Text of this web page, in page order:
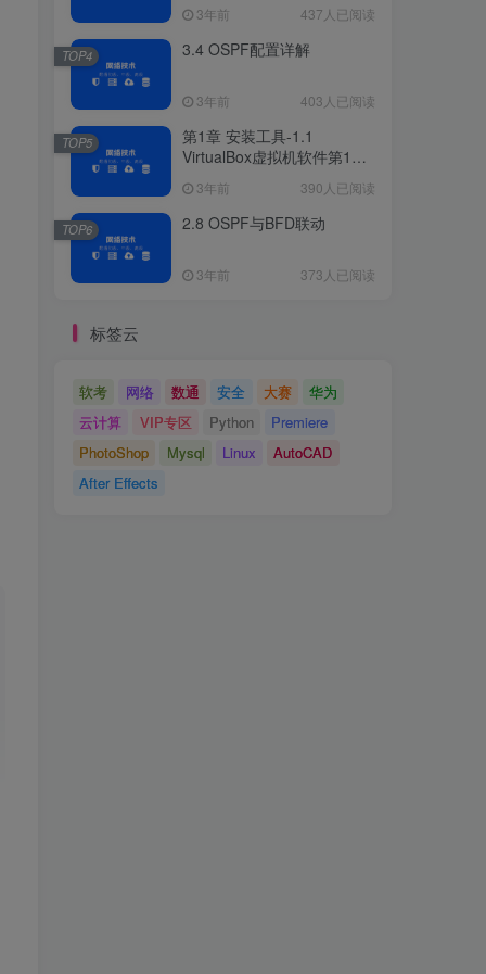
3年前 437人已阅读
3.4 OSPF配置详解
3年前 403人已阅读
TOP4
第1章 安装工具-1.1
VirtualBox虚拟机软件第1章
3年前 390人已阅读
TOP5
2.8 OSPF与BFD联动
3年前 373人已阅读
TOP6
标签云
软考 网络 数通 安全 大赛
华为
云计算
VIP专区 Python
Premiere
PhotoShop
Mysql Linux
AutoCAD
After Effects